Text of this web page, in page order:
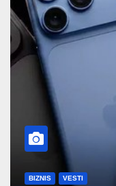
BIZNIS VESTI